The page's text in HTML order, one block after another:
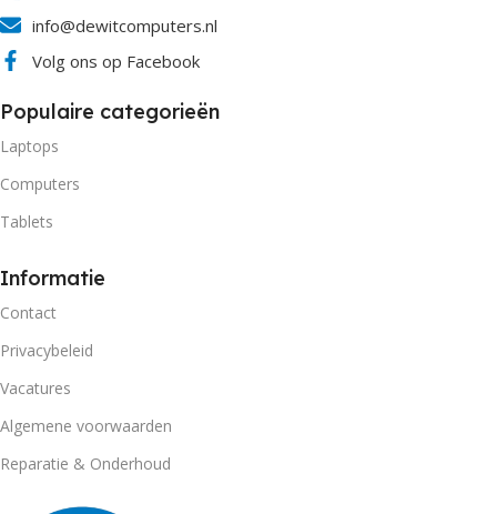
info@dewitcomputers.nl
Volg ons op Facebook
Populaire categorieën
Laptops
Computers
Tablets
Informatie
Contact
Privacybeleid
Vacatures
Algemene voorwaarden
Reparatie & Onderhoud